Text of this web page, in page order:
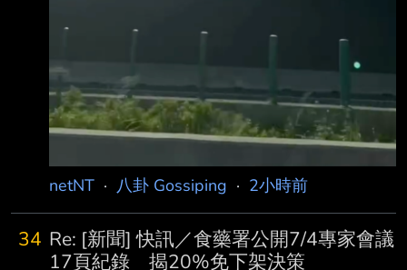
netNT · 八卦 Gossiping · 2小時前
34 Re: [新聞] 快訊／食藥署公開7/4專家會議
17頁紀錄 揭20%免下架決策